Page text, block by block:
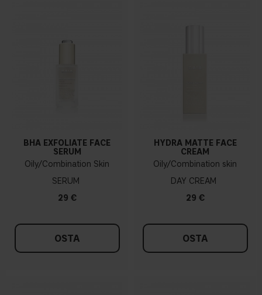
BHA EXFOLIATE FACE
SERUM
Oily/Combination Skin
SERUM
29 €
OSTA
HYDRA MATTE FACE
CREAM
Oily/Combination skin
DAY CREAM
29 €
OSTA